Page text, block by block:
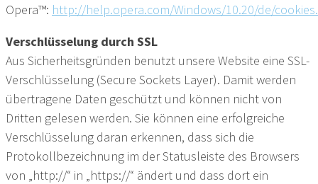
Opera™: http://help.opera.com/Windows/10.20/de/
Verschlüsselung durch SSL
Aus Sicherheitsgründen benutzt unsere Website eine SSL-
Verschlüsselung (Secure Sockets Layer). Damit werden
übertragene Daten geschützt und können nicht von
Dritten gelesen werden. Sie können eine erfolgreiche
Verschlüsselung daran erkennen, dass sich die
Protokollbezeichnung im der Statusleiste des Browsers
von „http://“ in „https://“ ändert und dass dort ein